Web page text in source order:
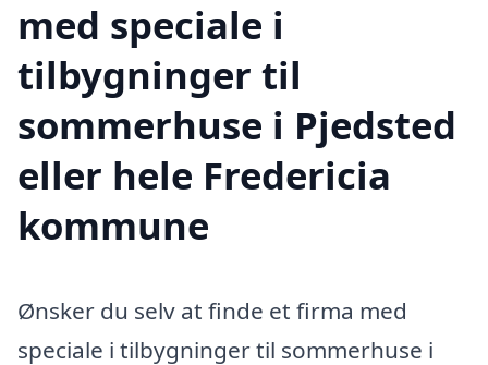
med speciale i
tilbygninger til
sommerhuse i Pjedsted
eller hele Fredericia
kommune
Ønsker du selv at finde et firma med
speciale i tilbygninger til sommerhuse i